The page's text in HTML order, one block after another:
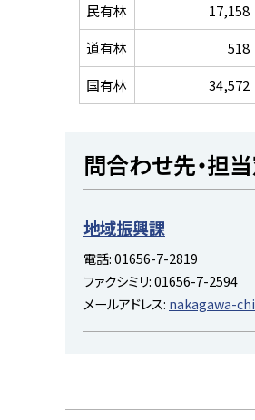
民有林
17,158
道有林
518
国有林
34,572
ッ
プ
に
戻
る
問合わせ先・担
地域振興課
電話:01656-7-2819
ファクシミリ:01656-7-2594
メールアドレス: nakagawa-